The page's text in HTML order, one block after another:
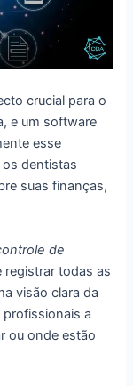
crucial para o
e um software
esse
dentistas
suas finanças,
de
registrar todas as
visão clara da
profissionais a
ou onde estão